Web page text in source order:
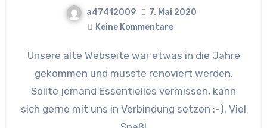
a47412009
7. Mai 2020
Keine Kommentare
Unsere alte Webseite war etwas in die Jahre
gekommen und musste renoviert werden.
Sollte jemand Essentielles vermissen, kann
sich gerne mit uns in Verbindung setzen :-). Viel